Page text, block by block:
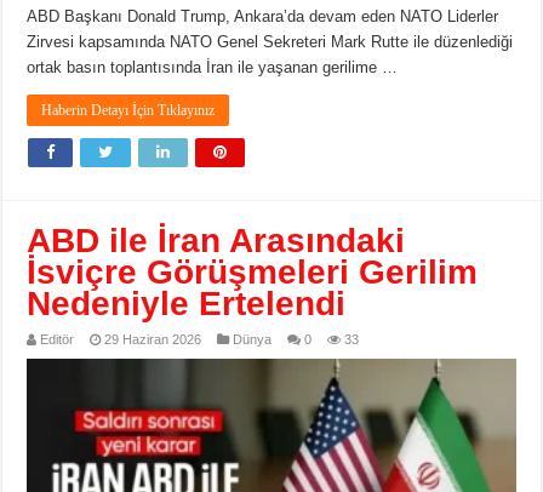
ABD Başkanı Donald Trump, Ankara’da devam eden NATO Liderler
Zirvesi kapsamında NATO Genel Sekreteri Mark Rutte ile düzenlediği
ortak basın toplantısında İran ile yaşanan gerilime …
Haberin Detayı İçin Tıklayınız
ABD ile İran Arasındaki
İsviçre Görüşmeleri Gerilim
Nedeniyle Ertelendi
Editör 29 Haziran 2026 Dünya 0 33